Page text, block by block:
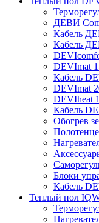
ДЕВИ
Кабель
Кабель
DEVImat
Кабель
DEVImat
DEVIheat
Кабель
Обогрев
Блоки
Кабель
Теплый пол